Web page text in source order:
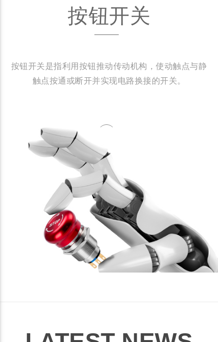
按钮开关
按钮开关是指利用按钮推动传动机构，使动触点与静
触点按通或断开并实现电路换接的开关。